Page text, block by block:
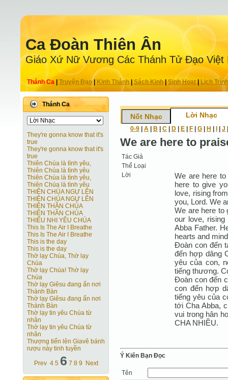
Ca Ðoàn Thiên Ân
Giáo Xứ Nữ Vương Các Thánh Tử Ðạo Việt
Thánh Ca Truyện Ðạo| Kinh Thánh Sách Kinh|Sinh Hoạt| Lịch Trình
Thánh Ca
They're gonna know that it's
true
They're gonna know that it's
true
Thiên Chúa là tình yêu,
Thiên Chúa là tình yêu
Thiên Chúa là tình yêu,
Thiên Chúa là tình yêu
THIÊN CHÚA NGỰ LÊN
THIÊN CHÚA NGỰ LÊN
THIÊN THẦN CHÚA
THIÊN THẦN CHÚA
THIẾU NHI YÊU CHÚA
This Is The Air I Breathe
This Is The Air I Breathe
This is the day
This is the day
Thờ lạy Chúa, Thờ lạy
Chúa
Thờ lạy Chúa! Thờ lạy
Chúa
Thờ lạy Giêsu đang ẩn nơi
Thánh Bàn
Thờ lạy Giêsu đang ẩn nơi
Thánh Bàn
Thờ lạy tin yêu Chúa từ
nhân
Thờ lạy tin yêu Chúa từ
nhân
Thượng tiến lên Giavê bánh
rượu này tinh tuyền
Prev 4 5 6 7 8 9 Next
Nốt Nhạc Lời Nhạc
0-9 A B C D E F G H J
We are here to
Tác Giả
Thể Loại
Lời
We are here
here to give
love, rising
you, Lord. We
We are here to
our love,
Abba Father.
hearts and
Đoàn con đến
đến hợp dâng
yêu của con,
tiếng thương.
Đoàn con đến
con đến hợp
tiếng yêu của
tới Cha Abba,
vui trong hân
CHA NHIỀU.
Ý Kiến Bạn Ðọc
Tên